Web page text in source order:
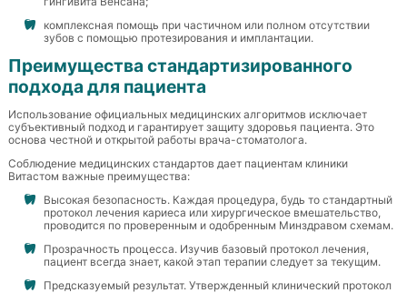
комплексная помощь при частичном или полном отсутствии
зубов с помощью протезирования и имплантации.
Преимущества стандартизированного
подхода для пациента
Использование официальных медицинских алгоритмов исключает
субъективный подход и гарантирует защиту здоровья пациента. Это
основа честной и открытой работы врача-стоматолога.
Соблюдение медицинских стандартов дает пациентам клиники
Витастом важные преимущества:
Высокая безопасность. Каждая процедура, будь то стандартный
протокол лечения кариеса или хирургическое вмешательство,
проводится по проверенным и одобренным Минздравом схемам.
Прозрачность процесса. Изучив базовый протокол лечения,
пациент всегда знает, какой этап терапии следует за текущим.
Предсказуемый результат. Утвержденный клинический протокол